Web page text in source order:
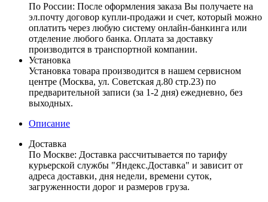
По России: После оформления заказа Вы получаете на
эл.почту договор купли-продажи и счет, который можно
оплатить через любую систему онлайн-банкинга или
отделение любого банка. Оплата за доставку
производится в транспортной компании.
Установка
Установка товара производится в нашем сервисном
центре (Москва, ул. Советская д.80 стр.23) по
предварительной записи (за 1-2 дня) ежедневно, без
выходных.
Описание
Доставка
По Москве: Доставка рассчитывается по тарифу
курьерской службы "Яндекс.Доставка" и зависит от
адреса доставки, дня недели, времени суток,
загруженности дорог и размеров груза.